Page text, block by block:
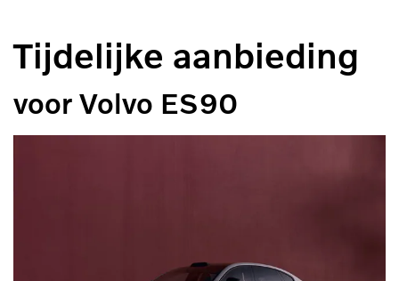
Tijdelijke aanbieding
voor Volvo ES90